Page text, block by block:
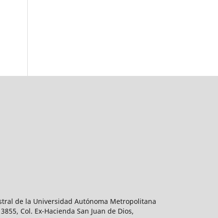
de la Universidad Autónoma Metropolitana
Col. Ex-Hacienda San Juan de Dios,